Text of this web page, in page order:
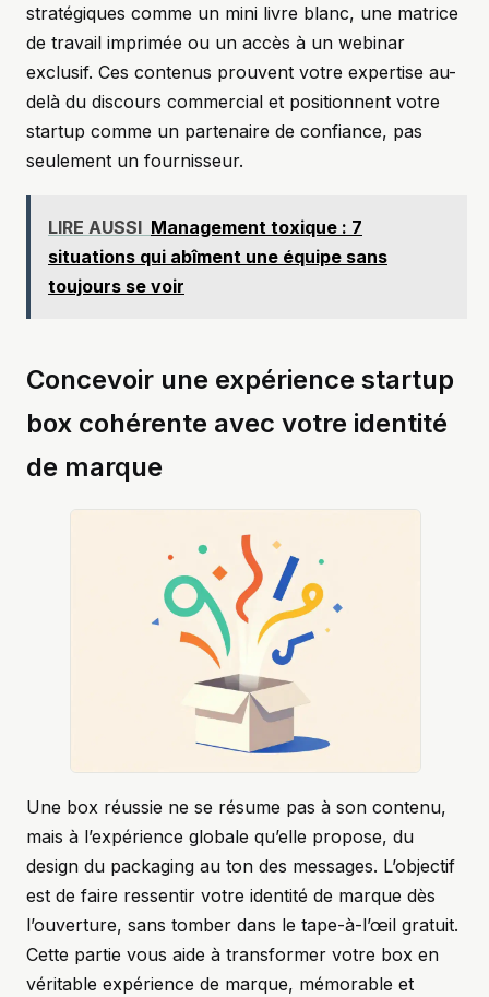
stratégiques comme un mini livre blanc, une matrice
de travail imprimée ou un accès à un webinar
exclusif. Ces contenus prouvent votre expertise au-
delà du discours commercial et positionnent votre
startup comme un partenaire de confiance, pas
seulement un fournisseur.
LIRE AUSSI Management toxique : 7
situations qui abîment une équipe sans
toujours se voir
Concevoir une expérience startup
box cohérente avec votre identité
de marque
Une box réussie ne se résume pas à son contenu,
mais à l’expérience globale qu’elle propose, du
design du packaging au ton des messages. L’objectif
est de faire ressentir votre identité de marque dès
l’ouverture, sans tomber dans le tape-à-l’œil gratuit.
Cette partie vous aide à transformer votre box en
véritable expérience de marque, mémorable et